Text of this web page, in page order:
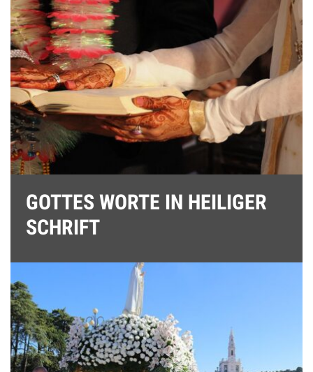
GOTTES WORTE IN HEILIGER
SCHRIFT